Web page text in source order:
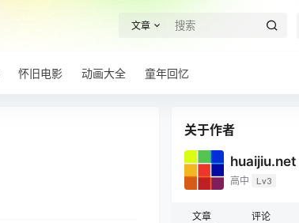
文章
怀旧电影 动画大全 童年回忆
关于作者
huaijiu.net
高中 Lv3
文章 评论